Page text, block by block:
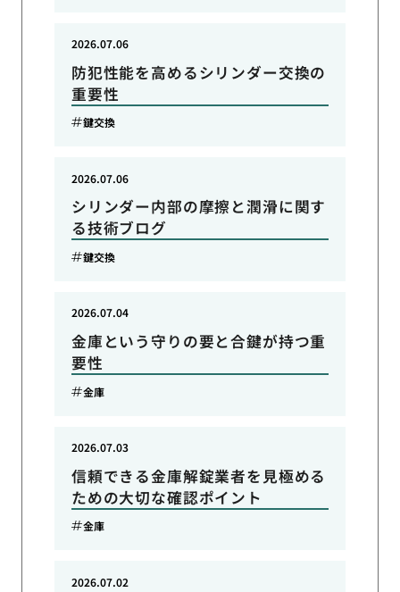
防犯性能を高めるシリンダー交換の
重要性
2026.07.06
鍵交換
シリンダー内部の摩擦と潤滑に関す
る技術ブログ
2026.07.06
鍵交換
金庫という守りの要と合鍵が持つ重
要性
2026.07.04
金庫
信頼できる金庫解錠業者を見極める
ための大切な確認ポイント
2026.07.03
金庫
2026.07.02